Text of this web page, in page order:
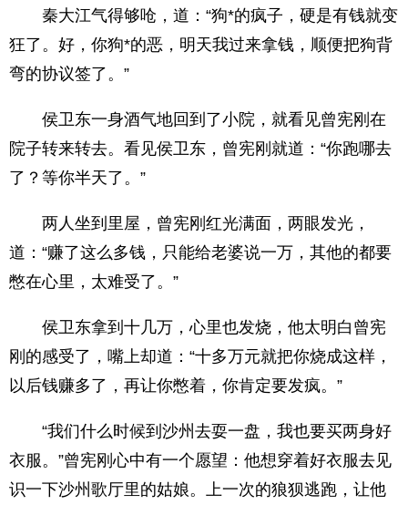
秦大江气得够呛，道：“狗*的疯子，硬是有钱就变
狂了。好，你狗*的恶，明天我过来拿钱，顺便把狗背
弯的协议签了。”
侯卫东一身酒气地回到了小院，就看见曾宪刚在
院子转来转去。看见侯卫东，曾宪刚就道：“你跑哪去
了？等你半天了。”
两人坐到里屋，曾宪刚红光满面，两眼发光，
道：“赚了这么多钱，只能给老婆说一万，其他的都要
憋在心里，太难受了。”
侯卫东拿到十几万，心里也发烧，他太明白曾宪
刚的感受了，嘴上却道：“十多万元就把你烧成这样，
以后钱赚多了，再让你憋着，你肯定要发疯。”
“我们什么时候到沙州去耍一盘，我也要买两身好
衣服。”曾宪刚心中有一个愿望：他想穿着好衣服去见
识一下沙州歌厅里的姑娘。上一次的狼狈逃跑，让他